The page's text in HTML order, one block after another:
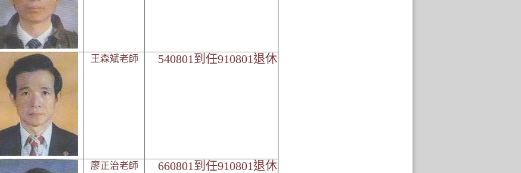
王森斌老師 540801到任910801退休
廖正治老師 660801到任910801退休